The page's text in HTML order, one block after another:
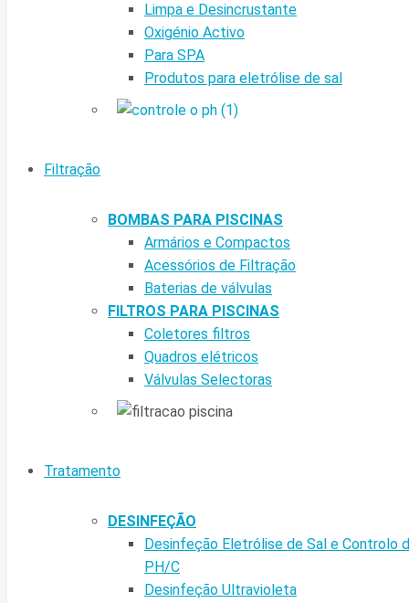
Limpa e Desincrustante
Oxigénio Activo
Para SPA
Produtos para eletrólise de sal
Filtração
BOMBAS PARA PISCINAS
Armários e Compactos
Acessórios de Filtração
Baterias de válvulas
FILTROS PARA PISCINAS
Coletores filtros
Quadros elétricos
Válvulas Selectoras
Tratamento
DESINFEÇÃO
Desinfeção Eletrólise de Sal e Controlo
PH/C
Desinfeção Ultravioleta